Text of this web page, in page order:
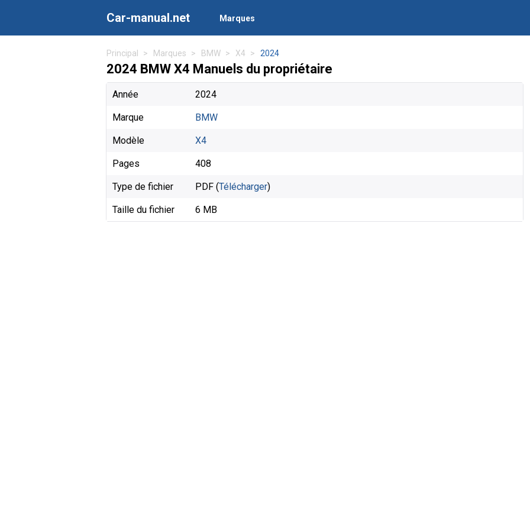
Car-manual.net Marques
Principal Marques BMW X4 2024
2024 BMW X4 Manuels du propriétaire
Année 2024
Marque BMW
Modèle X4
Pages 408
Type de fichier PDF (Télécharger)
Taille du fichier 6 MB